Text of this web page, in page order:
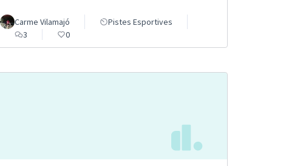
Carme Vilamajó
Pistes Esportives
3
0